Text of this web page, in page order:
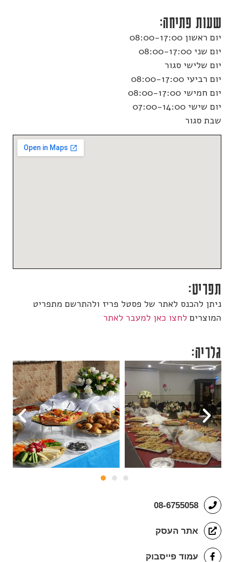
שעות פתיחה:
יום ראשון 08:00-17:00
יום שני 08:00-17:00
יום שלישי סגור
יום רביעי 08:00-17:00
יום חמישי 08:00-17:00
יום שישי 07:00-14:00
שבת סגור
תפריט:
ניתן להכנס לאתר של פסטל פריז ולהתרשם מתפריט
המוצרים לחצו כאן למעבר לאתר
גלריה:
08-6755058
אתר העסק
עמוד פייסבוק